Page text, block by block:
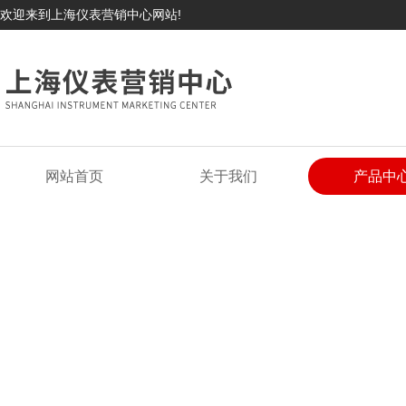
欢迎来到上海仪表营销中心网站!
网站首页 关于我们 产品中